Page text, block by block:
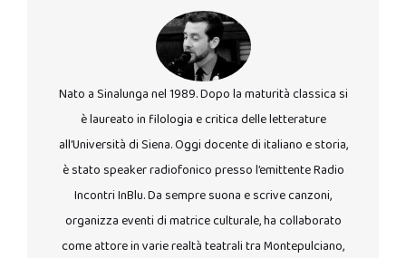
Nato a Sinalunga nel 1989. Dopo la maturità classica si
è laureato in filologia e critica delle letterature
all’Università di Siena. Oggi docente di italiano e storia,
è stato speaker radiofonico presso l’emittente Radio
Incontri InBlu. Da sempre suona e scrive canzoni,
organizza eventi di matrice culturale, ha collaborato
come attore in varie realtà teatrali tra Montepulciano,